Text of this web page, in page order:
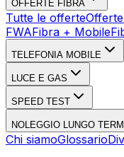
OFFERTE FIBRA
Tutte le offerte
FWAFibra + Mobile
TELEFONIA MOBILE
LUCE E GAS
SPEED TEST
NOLEGGIO LUNGO
Chi siamoGlossario